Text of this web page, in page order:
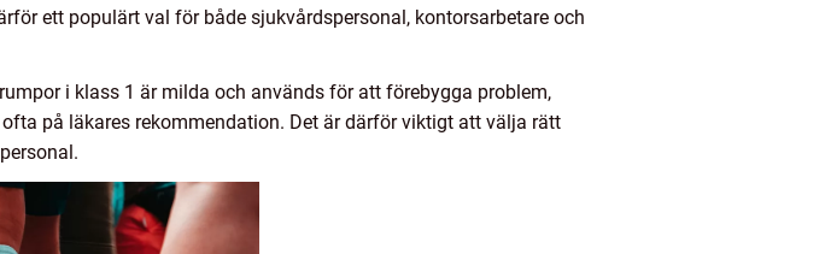
ett populärt val för både sjukvårdspersonal, kontorsarbetare och
i klass 1 är milda och används för att förebygga problem,
på läkares rekommendation. Det är därför viktigt att välja rätt